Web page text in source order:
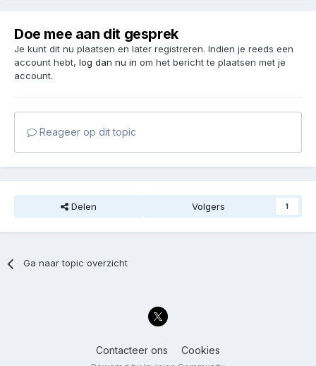
Doe mee aan dit gesprek
Je kunt dit nu plaatsen en later registreren. Indien je reeds een
account hebt, log dan nu in om het bericht te plaatsen met je
account.
Reageer op dit topic
Delen Volgers 1
Ga naar topic overzicht
Contacteer ons Cookies